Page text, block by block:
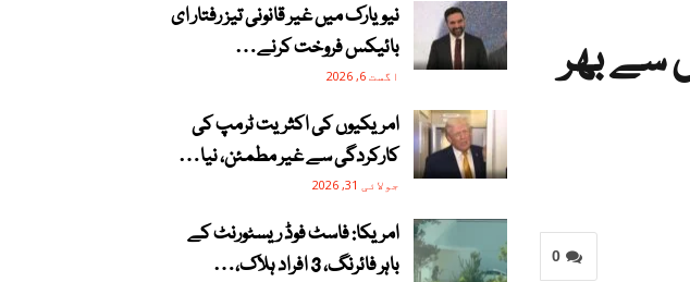
سے بھر
0
نیویارک میں غیر قانونی تیز رفتار ای
بائیکس فروخت کرنے…
اگست 6, 2026
امریکیوں کی اکثریت ٹرمپ کی
کارکردگی سے غیر مطمئن، نیا…
جولائی 31, 2026
امریکا: فاسٹ فوڈ ریسٹورنٹ کے
باہر فائرنگ، 3 افراد ہلاک،…